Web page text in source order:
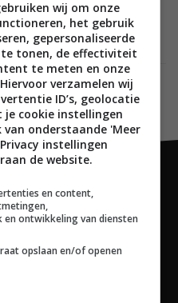
aantal tablets dit jaar’
wij om onze
het gebruik
gepersonaliseerde
tonen, de effectiviteit
te meten en onze
verzamelen wij
ID’s, geolocatie
je cookie instellingen
onderstaande 'Meer
instellingen
de website.
en content,
ontwikkeling van diensten
opslaan en/of openen